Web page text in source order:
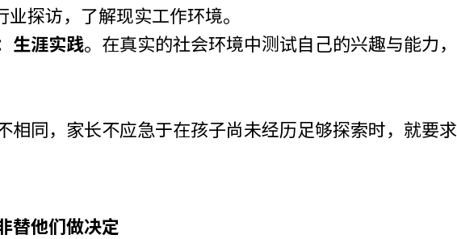
探访，了解现实工作环境。
生涯实践。在真实的社会环境中测试自己的兴趣与能力，
相同，家长不应急于在孩子尚未经历足够探索时，就要求
替他们做决定